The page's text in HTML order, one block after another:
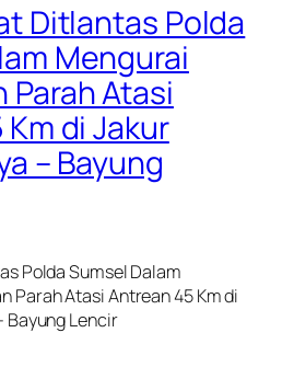
Ditlantas Polda
Mengurai
Parah Atasi
di Jakur
– Bayung
Polda Sumsel Dalam
Parah Atasi Antrean 45 Km di
Bayung Lencir